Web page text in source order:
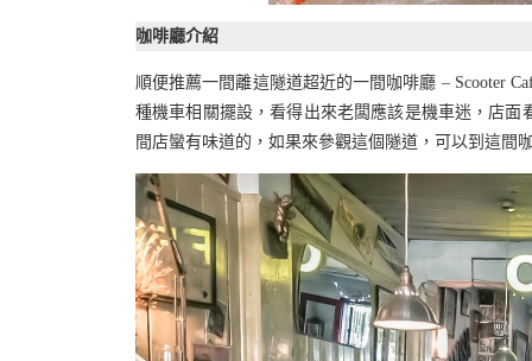
咖啡廳介紹
順便推薦一間離這隧道超近的一間咖啡廳 – Scooter
種機車相關擺設，看得出來老闆應該是機車迷，店
間店蠻有味道的，如果來參觀這個隧道，可以到這間